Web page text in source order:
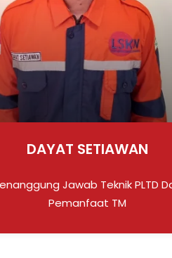
AHMAD FARID
Tenaga Teknik